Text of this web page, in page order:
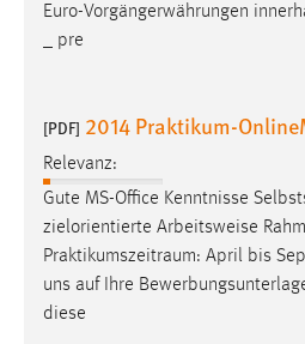
Euro-Vorgängerwährungen
_ pre
[PDF] 2014 Praktikum-
Relevanz:
Gute MS-Office Kenntnisse
zielorientierte Arbeitsweise
Praktikumszeitraum: April bis
uns auf Ihre
diese